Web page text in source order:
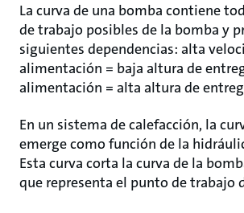
La curva de una bomba contiene
de trabajo posibles de la bomba y
siguientes dependencias: alta
alimentación = baja altura de
alimentación = alta altura de
En un sistema de calefacción, la
emerge como función de la
Esta curva corta la curva de la
que representa el punto de trabajo